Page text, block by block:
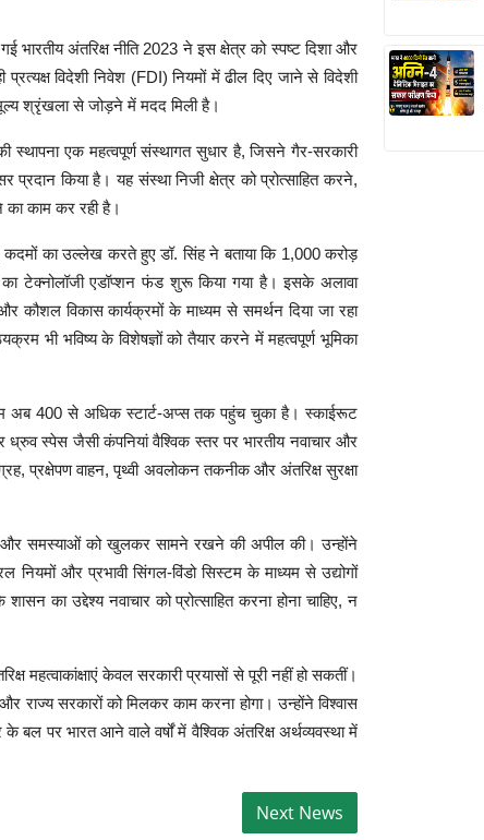
भारतीय अंतरिक्ष नीति 2023 ने इस क्षेत्र को स्पष्ट दिशा और
विदेशी निवेश (FDI) नियमों में ढील दिए जाने से विदेशी
श्रृंखला से जोड़ने में मदद मिली है।
स्थापना एक महत्वपूर्ण संस्थागत सुधार है, जिसने गैर-सरकारी
प्रदान किया है। यह संस्था निजी क्षेत्र को प्रोत्साहित करने,
काम कर रही है।
कदमों का उल्लेख करते हुए डॉ. सिंह ने बताया कि 1,000 करोड़
टेक्नोलॉजी एडॉप्शन फंड शुरू किया गया है। इसके अलावा
कौशल विकास कार्यक्रमों के माध्यम से समर्थन दिया जा रहा
भी भविष्य के विशेषज्ञों को तैयार करने में महत्वपूर्ण भूमिका
अब 400 से अधिक स्टार्ट-अप्स तक पहुंच चुका है। स्काईरूट
स्पेस जैसी कंपनियां वैश्विक स्तर पर भारतीय नवाचार और
प्रक्षेपण वाहन, पृथ्वी अवलोकन तकनीक और अंतरिक्ष सुरक्षा
और समस्याओं को खुलकर सामने रखने की अपील की। उन्होंने
और प्रभावी सिंगल-विंडो सिस्टम के माध्यम से उद्योगों
का उद्देश्य नवाचार को प्रोत्साहित करना होना चाहिए, न
महत्वाकांक्षाएं केवल सरकारी प्रयासों से पूरी नहीं हो सकतीं।
राज्य सरकारों को मिलकर काम करना होगा। उन्होंने विश्वास
बल पर भारत आने वाले वर्षों में वैश्विक अंतरिक्ष अर्थव्यवस्था में